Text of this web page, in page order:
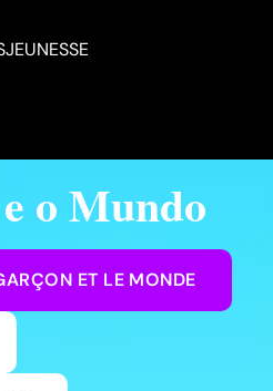
JEUNESSE
o Mundo
ET LE MONDE